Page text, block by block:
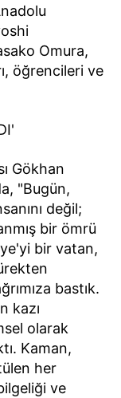
Omura,
öğrencileri ve
Gökhan
"Bugün,
değil;
bir ömrü
bir vatan,
bastık.
kazı
olarak
Kaman,
her
ve